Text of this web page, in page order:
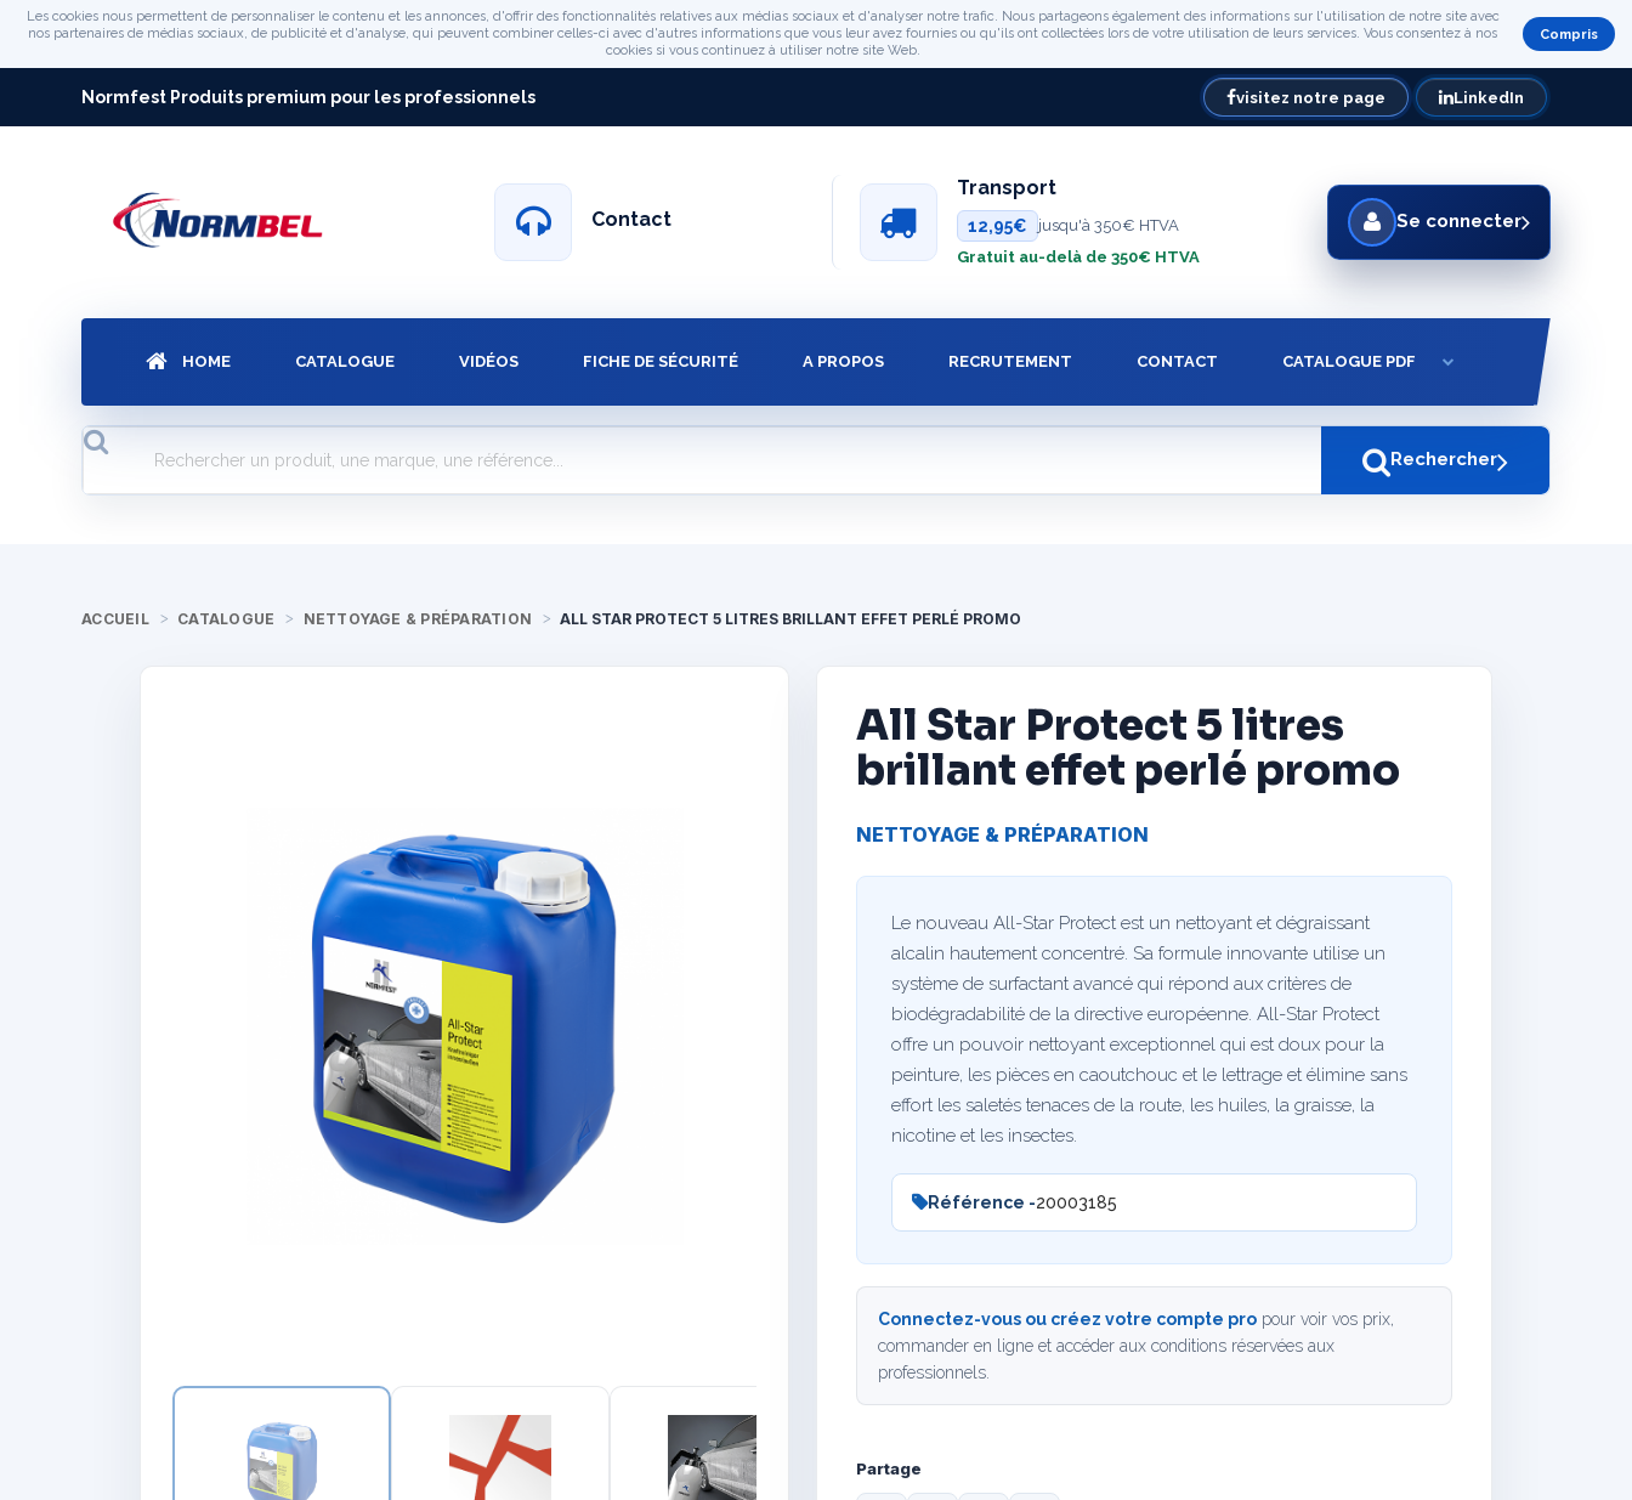
Les cookies nous permettent de personnaliser le contenu et les annonces, d'offrir des fonctionnalités relatives aux médias sociaux et d'analyser notre trafic. Nous partageons également des informations sur l'utilisation de notre site avec
nos partenaires de médias sociaux, de publicité et d'analyse, qui peuvent combiner celles-ci avec d'autres informations que vous leur avez fournies ou qu'ils ont collectées lors de votre utilisation de leurs services. Vous consentez à nos
cookies si vous continuez à utiliser notre site Web.
Compris
Normfest Produits premium pour les professionnels visitez notre page LinkedIn
Contact
Transport
12,95€
jusqu'à 350€ HTVA
Gratuit au-delà de 350€ HTVA
Se connecter
HOME CATALOGUE VIDÉOS FICHE DE SÉCURITÉ A PROPOS RECRUTEMENT CONTACT CATALOGUE PDF
Rechercher
ACCUEIL CATALOGUE NETTOYAGE & PRÉPARATION ALL STAR PROTECT 5 LITRES BRILLANT EFFET PERLÉ PROMO
All Star Protect 5 litres
brillant effet perlé promo
NETTOYAGE & PRÉPARATION
Le nouveau All-Star Protect est un nettoyant et dégraissant
alcalin hautement concentré. Sa formule innovante utilise un
système de surfactant avancé qui répond aux critères de
biodégradabilité de la directive européenne. All-Star Protect
offre un pouvoir nettoyant exceptionnel qui est doux pour la
peinture, les pièces en caoutchouc et le lettrage et élimine sans
effort les saletés tenaces de la route, les huiles, la graisse, la
nicotine et les insectes.
Référence -20003185
Connectez-vous ou créez votre compte pro pour voir vos prix,
commander en ligne et accéder aux conditions réservées aux
professionnels.
Partage